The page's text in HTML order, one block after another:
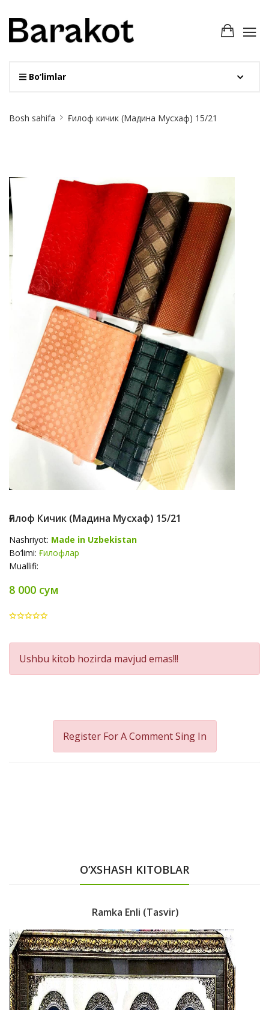
Bo‘limlar
Breadcrumb
Bosh sahifa Ғилоф кичик (Мадина Мусхаф) 15/21
Ғилоф Кичик (Мадина Мусхаф) 15/21
Nashriyot: Made in Uzbekistan
Bo‘limi: Ғилофлар
Muallifi:
8 000 сум
Product
Summery
Ushbu kitob hozirda mavjud emas!!!
Register For A CommentSing In
O‘XSHASH KITOBLAR
Ramka Enli (tasvir)